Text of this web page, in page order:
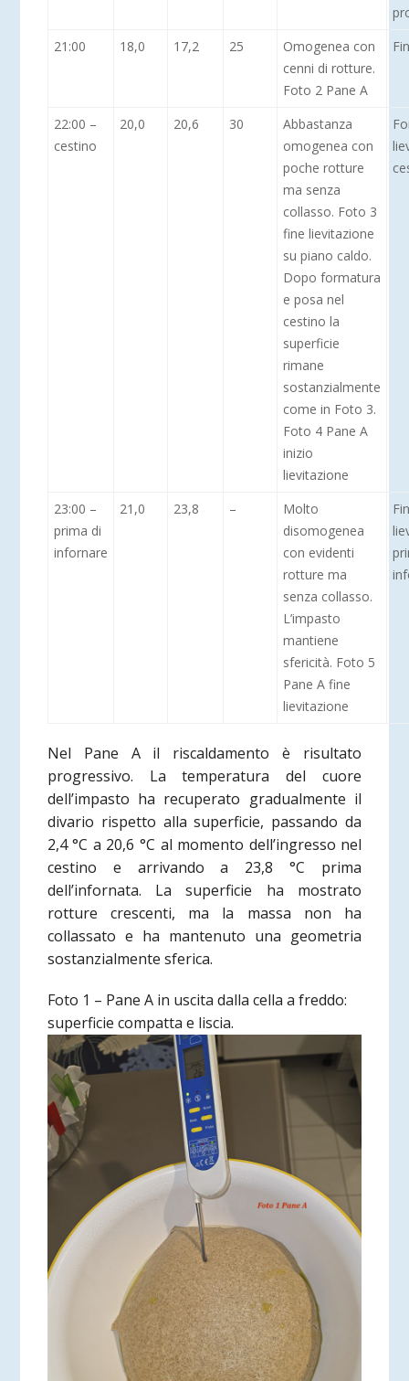
21:00
18,0 17,2 25
Omogenea con
cenni di rotture.
Foto 2 Pane A
22:00 –
cestino
20,0 20,6 30
Abbastanza
omogenea con
poche rotture
ma senza
collasso. Foto 3
fine lievitazione
su piano caldo.
Dopo formatura
e posa nel
cestino la
superficie
rimane
sostanzialmente
come in Foto 3.
Foto 4 Pane A
inizio
lievitazione
23:00 –
prima di
infornare
21,0 23,8 –
Molto
disomogenea
con evidenti
rotture ma
senza collasso.
L’impasto
mantiene
sfericità. Foto 5
Pane A fine
lievitazione
Nel Pane A il riscaldamento è risultato
progressivo. La temperatura del cuore
dell’impasto ha recuperato gradualmente il
divario rispetto alla superficie, passando da
2,4 °C a 20,6 °C al momento dell’ingresso nel
cestino e arrivando a 23,8 °C prima
dell’infornata. La superficie ha mostrato
rotture crescenti, ma la massa non ha
collassato e ha mantenuto una geometria
sostanzialmente sferica.
Foto 1 – Pane A in uscita dalla cella a freddo:
superficie compatta e liscia.